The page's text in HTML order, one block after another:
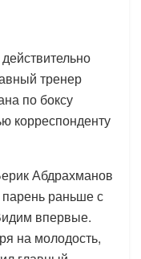
тренер
по боксу
корреспонденту
Абдрахманов
раньше с
впервые.
на молодость,